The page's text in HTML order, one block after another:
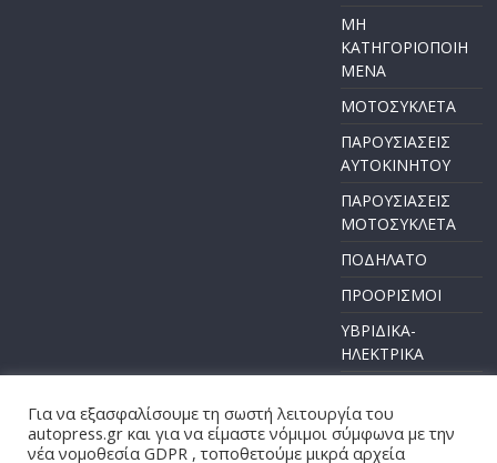
ΜΗ
ΚΑΤΗΓΟΡΙΟΠΟΙΗ
ΜΕΝΑ
ΜΟΤΟΣΥΚΛΕΤΑ
ΠΑΡΟΥΣΙΑΣΕΙΣ
ΑΥΤΟΚΙΝΗΤΟΥ
ΠΑΡΟΥΣΙΑΣΕΙΣ
ΜΟΤΟΣΥΚΛΕΤΑ
ΠΟΔΗΛΑΤΟ
ΠΡΟΟΡΙΣΜΟΙ
ΥΒΡΙΔΙΚΑ-
ΗΛΕΚΤΡΙΚΑ
Για να εξασφαλίσουμε τη σωστή λειτουργία του
autopress.gr και για να είμαστε νόμιμοι σύμφωνα με την
νέα νομοθεσία GDPR , τοποθετούμε μικρά αρχεία